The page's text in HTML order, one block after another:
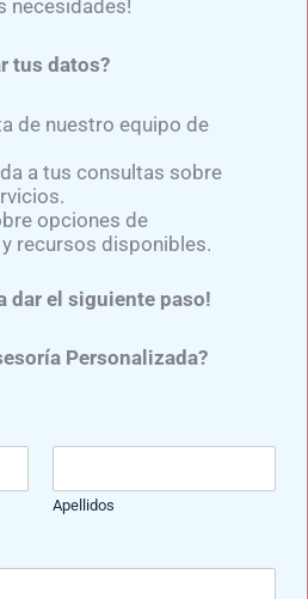
DE APOYO “AMPUTADOS
UNIDOS”​
Para formar parte de
solo dale clic al botón
DE APOYO” .​
sociales y no te pierdas
necesidades!
tus datos?
de nuestro equipo de
a tus consultas sobre
opciones de
recursos disponibles.
dar el siguiente paso!
Personalizada?
Apellidos